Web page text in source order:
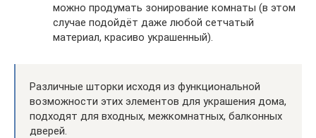
можно продумать зонирование комнаты (в этом
случае подойдёт даже любой сетчатый
материал, красиво украшенный).
Различные шторки исходя из функциональной
возможности этих элементов для украшения дома,
подходят для входных, межкомнатных, балконных
дверей.